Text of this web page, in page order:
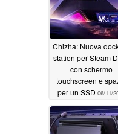
Chizha: Nuova
station per Steam
con schermo
touchscreen e
per un SSD 06/11/